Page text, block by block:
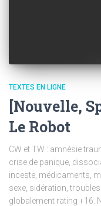
TEXTES EN LIGNE
[Nouvelle,
Le Robot
CW et TW : amnésie
crise de panique,
inceste, médicaments,
sexe, sidération,
globalement rating +16.